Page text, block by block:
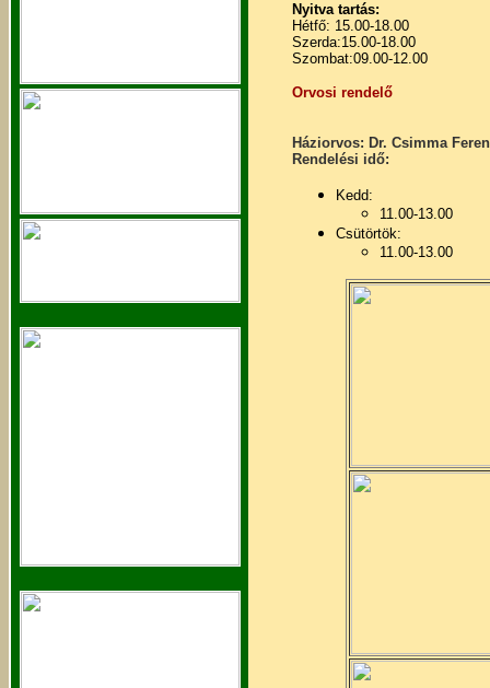
Nyitva tartás:
Hétfő: 15.00-18.00
Szerda:15.00-18.00
Szombat:09.00-12.00
Orvosi rendelő
Háziorvos: Dr. Csimma
Rendelési idő:
Kedd:
11.00-13.00
Csütörtök:
11.00-13.00